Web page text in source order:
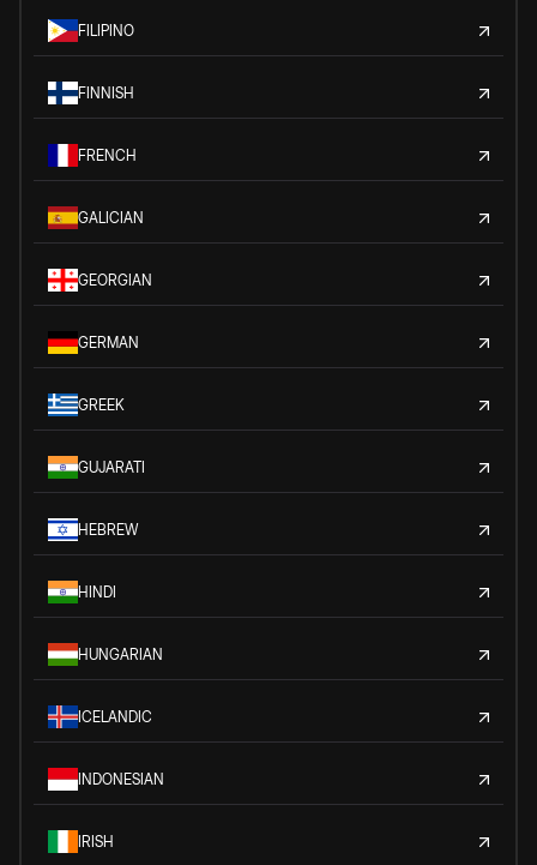
FILIPINO
FINNISH
FRENCH
GALICIAN
GEORGIAN
GERMAN
GREEK
GUJARATI
HEBREW
HINDI
HUNGARIAN
ICELANDIC
INDONESIAN
IRISH